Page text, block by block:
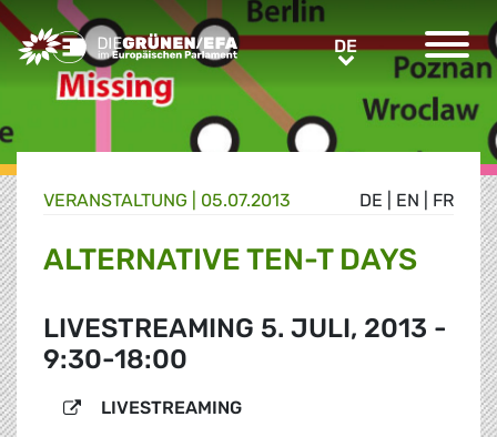
Greens/EFA Home DEDE
DE EN FR
VERANSTALTUNG 05.07.2013
ALTERNATIVE TEN-T DAYS
LIVESTREAMING 5. JULI, 2013 -
9:30-18:00
LIVESTREAMING